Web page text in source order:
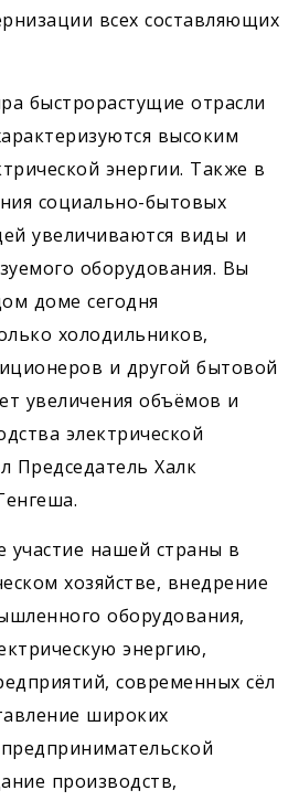
всех составляющих
быстрорастущие отрасли
высоким
энергии. Также в
социально-бытовых
увеличиваются виды и
оборудования. Вы
доме сегодня
холодильников,
и другой бытовой
увеличения объёмов и
электрической
Председатель Халк
участие нашей страны в
хозяйстве, внедрение
оборудования,
энергию,
современных сёл
широких
производств,